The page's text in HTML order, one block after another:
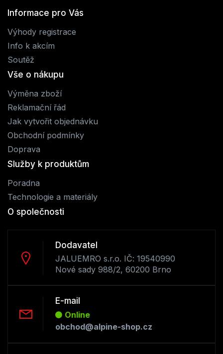
Informace pro Vás
Výhody registrace
Info k akcím
Soutěž
Vše o nákupu
Výměna zboží
Reklamační řád
Jak vytvořit objednávku
Obchodní podmínky
Doprava
Služby k produktům
Poradna
Technologie a materiály
O společnosti
Dodavatel
JALUEMRO s.r.o. IČ: 19540990
Nové sady 988/2, 60200 Brno
E-mail
Online
obchod@alpine-shop.cz